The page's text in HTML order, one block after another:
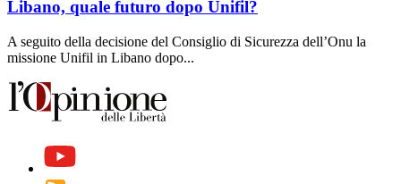
Libano, quale futuro dopo Unifil?
A seguito della decisione del Consiglio di Sicurezza dell’Onu la
missione Unifil in Libano dopo...